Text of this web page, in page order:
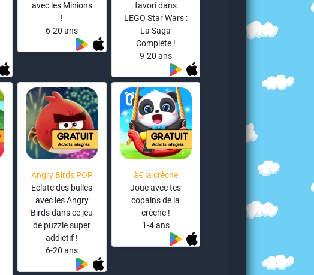
avec les Minions
!
6-20 ans
favori dans
LEGO Star Wars :
La Saga
Complète !
9-20 ans
Angry Birds POP
Eclate des bulles
avec les Angry
Birds dans ce jeu
de puzzle super
addictif !
6-20 ans
à€ la crèche
Joue avec tes
copains de la
crèche !
1-4 ans